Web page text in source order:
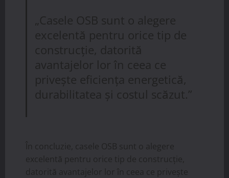
„Casele OSB sunt o alegere
excelentă pentru orice tip de
construcție, datorită
avantajelor lor în ceea ce
privește eficiența energetică,
durabilitatea și costul scăzut.”
În concluzie, casele OSB sunt o alegere
excelentă pentru orice tip de construcție,
datorită avantajelor lor în ceea ce privește